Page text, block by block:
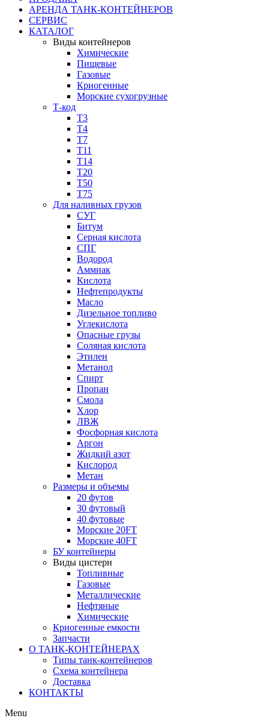
АРЕНДА ТАНК-КОНТЕЙНЕРОВ
СЕРВИС
КАТАЛОГ
Виды контейнеров
Химические
Пищевые
Газовые
Криогенные
Морские сухогрузные
Т-код
Т3
Т4
Т7
Т11​
Т14
Т20
Т50
Т75
Для наливных грузов
СУГ
Битум
Серная кислота
СПГ
Водород
Аммиак
Кислота
Нефтепродукты
Масло
Дизельное топливо
Углекислота
Опасные грузы
Соляная кислота
Этилен
Метанол
Спирт
Пропан
Смола
Хлор
ЛВЖ
Фосфорная кислота
Аргон
Жидкий азот
Кислород
Метан
Размеры и объемы
20 футов
30 футовый
40 футовые
Морские 20FT
Морские 40FT
БУ контейнеры
Виды цистерн
Топливные
Газовые
Металлические
Нефтяные
Химические
Криогенные емкости
Запчасти
О ТАНК-КОНТЕЙНЕРАХ
Типы танк-контейнеров
Схема контейнера
Доставка
КОНТАКТЫ
Menu